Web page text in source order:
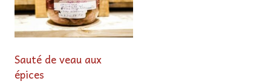
choisies
sur
la
produit
Sauté de veau aux
épices